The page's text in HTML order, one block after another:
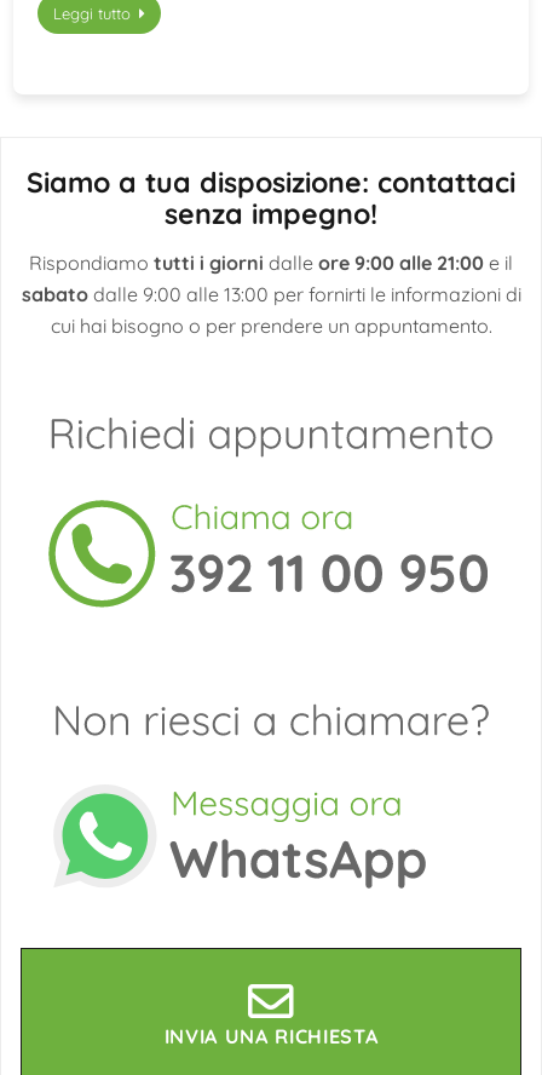
Leggi tutto
Siamo a tua disposizione: contattaci
senza impegno!
Rispondiamo tutti i giorni dalle ore 9:00 alle 21:00 e il
sabatodalle 9:00 alle 13:00 per fornirti le informazioni di
cui hai bisogno o per prendere un appuntamento.
INVIA UNA RICHIESTA